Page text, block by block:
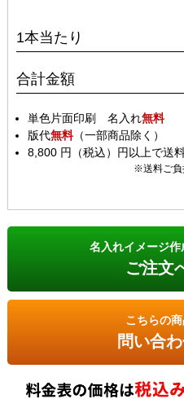
1本当たり
合計金額
単色片面印刷 名入れ無料
版代無料（一部商品除く）
8,800 円（税込）円以上で送
※送料ご負
名入れイメージ
ご注文
こちらの
問い合